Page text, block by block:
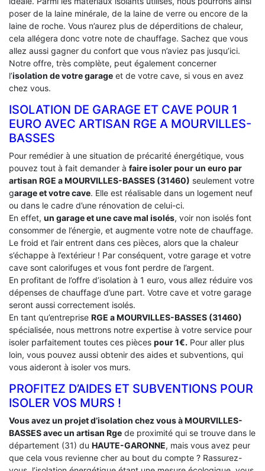
poser de la laine minérale, de la laine de verre ou encore de la
laine de roche. Vous n’aurez plus de déperditions de chaleur,
cela allégera donc votre note de chauffage. Sachez que vous
allez aussi gagner du confort que vous n’aviez pas jusqu’ici.
Notre offre, très complète, peut également concerner
l’isolation de votre garage et de votre cave, si vous en avez
chez vous.
ISOLATION DE GARAGE ET CAVE POUR 1
EURO AVEC ARTISAN RGE A MOURVILLES-
BASSES
Pour remédier à une situation de précarité énergétique, vous
pouvez tout à fait demander à faire isoler pour un euro par
artisan RGE a MOURVILLES-BASSES (31460) seulement votre
garage et votre cave. Elle est réalisable dans un logement neuf
ou dans le cadre d’une rénovation de celui-ci.
En effet, un garage et une cave mal isolés, voir non isolés font
consommer de l’énergie, et augmente votre note de chauffage.
Le froid et l’air entrent dans ces pièces, alors que la chaleur
s’échappe à l’extérieur ! Par conséquent, votre garage et votre
cave sont calorifuges et vous font perdre de l’argent.
En profitant de l’offre d’isolation à 1 euro, vous allez réduire vos
dépenses de chauffage d’une part. Votre cave et votre garage
seront aussi correctement isolés.
En tant qu’entreprise RGE a MOURVILLES-BASSES (31460)
spécialisée, nous mettrons notre expertise à votre service pour
isoler parfaitement toutes ces pièces pour 1€. Pour aller plus
loin, vous pouvez aussi obtenir des aides et subventions, qui
vous aideront à isoler vos murs.
PROFITEZ D’AIDES ET SUBVENTIONS POUR
ISOLER VOS MURS !
Vous avez un projet d’isolation chez vous à MOURVILLES-
BASSES avec un artisan Rge de proximité qui se trouve dans le
département (31) du HAUTE-GARONNE, mais vous avez peur
que cela vous revienne cher au bout du compte ? Rassurez-